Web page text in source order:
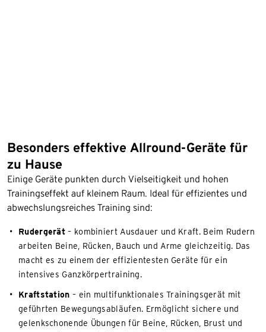
Besonders effektive Allround-Geräte für
zu Hause
Einige Geräte punkten durch Vielseitigkeit und hohen
Trainingseffekt auf kleinem Raum. Ideal für effizientes und
abwechslungsreiches Training sind:
Rudergerät– kombiniert Ausdauer und Kraft. Beim Rudern
arbeiten Beine, Rücken, Bauch und Arme gleichzeitig. Das
macht es zu einem der effizientesten Geräte für ein
intensives Ganzkörpertraining.
Kraftstation – ein multifunktionales Trainingsgerät mit
geführten Bewegungsabläufen. Ermöglicht sichere und
gelenkschonende Übungen für Beine, Rücken, Brust und